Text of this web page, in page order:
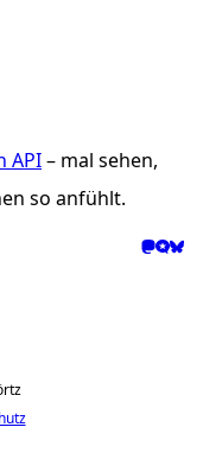
API– mal sehen,
so anfühlt.